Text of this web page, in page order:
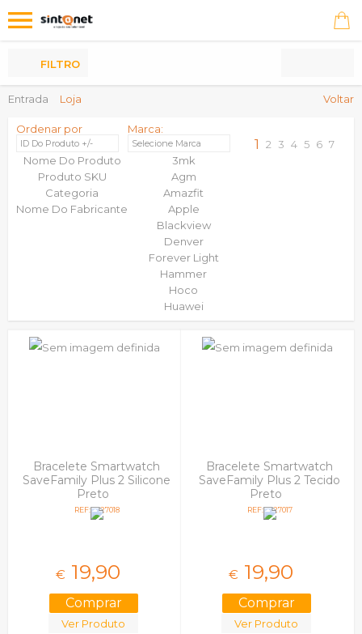
Produtos
Entrada Loja Voltar
FILTRO
Ordenar por
ID Do Produto +/-
Nome Do Produto
Produto SKU
Categoria
Nome Do Fabricante
Marca:
Selecione Marca
3mk
Agm
Amazfit
Apple
Blackview
Denver
Forever Light
Hammer
Hoco
Huawei
Innjoo
Joyroom
1 2 3 4 5 6 7
Bracelete Smartwatch
SaveFamily Plus 2 Silicone
Preto
REF: 5027018
€ 19,90
Ver Produto
Bracelete Smartwatch
SaveFamily Plus 2 Tecido
Preto
REF: 5027017
€ 19,90
Ver Produto